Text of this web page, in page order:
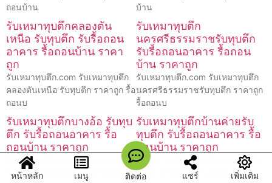
ถอนบ้าน
บ้าน
รับเหมาทุบตึกคลองตัน
เหนือ รับทุบตึก รับรื้อถอน
อาคาร รื้อถอนบ้าน ราคา
ถูก
รับเหมาทุบตึก.com รับเหมาทุบตึก
คลองตันเหนือ รับทุบตึก ราคาถูก รื้อ
ถอนบ
รับเหมาทุบตึก
นครศรีธรรมราชรับทุบตึก
รับรื้อถอนอาคาร รื้อถอน
บ้าน ราคาถูก
รับเหมาทุบตึก.com รับเหมาทุบตึก
นครศรีธรรมราชรับทุบตึก ราคาถูก
รื้อถอนบ
รับเหมาทุบตึกบางอ้อ รับทุบ
ตึก รับรื้อถอนอาคาร รื้อ
ถอนบ้าน ราคาถูก
รับเหมาทุบตึก.com รับเหมาทุบตึก
บางอ้อ รับทุบตึก ราคาถูก รื้อถอน
รับเหมาทุบตึกบ้านค่ายรับ
ทุบตึก รับรื้อถอนอาคาร รื้อ
ถอนบ้าน ราคาถูก
รับเหมาทุบตึก.com รับเหมาทุบตึก
บ้านค่ายรับทุบตึก ราคาถูก รื้อถอน
หน้าหลัก เมนู ติดต่อ แชร์ เพิ่มเติม